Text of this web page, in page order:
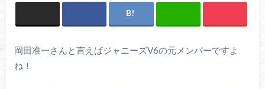
岡田准一さんと言えばジャニーズV6の元メンバーですよ
ね！